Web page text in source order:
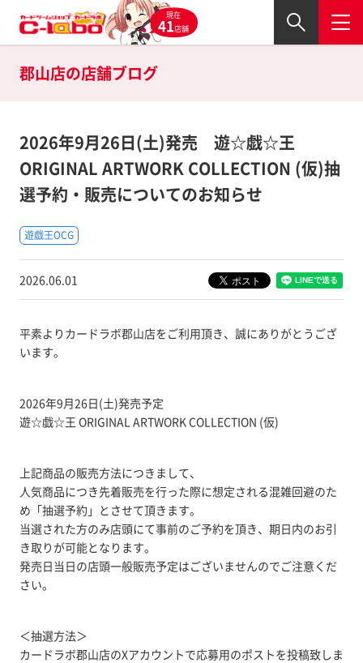
現在
41店舗
郡山店の店舗ブログ
2026年9月26日(土)発売 遊☆戯☆王
ORIGINAL ARTWORK COLLECTION (仮)抽
選予約・販売についてのお知らせ
遊戯王OCG
2026.06.01
平素よりカードラボ郡山店をご利用頂き、誠にありがとうござ
います。
2026年9月26日(土)発売予定
遊☆戯☆王 ORIGINAL ARTWORK COLLECTION (仮)
上記商品の販売方法につきまして、
人気商品につき先着販売を行った際に想定される混雑回避のた
め「抽選予約」とさせて頂きます。
当選された方のみ店頭にて事前のご予約を頂き、期日内のお引
き取りが可能となります。
発売日当日の店頭一般販売予定はございませんのでご注意くだ
さい。
＜抽選方法＞
カードラボ郡山店のXアカウントで応募用のポストを投稿致しま